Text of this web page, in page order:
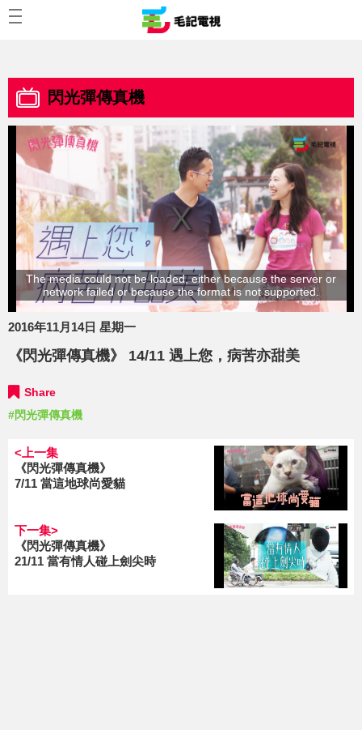
閃光彈傳真機
The media could not be loaded, either because the server or
network failed or because the format is not supported.
2016年11月14日 星期一
《閃光彈傳真機》 14/11 遇上您，病苦亦甜美
Share
#閃光彈傳真機
<上一集
《閃光彈傳真機》
7/11 當這地球尚愛貓
下一集>
《閃光彈傳真機》
21/11 當有情人碰上劍尖時